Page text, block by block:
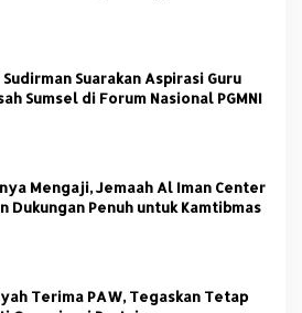
Suarakan Aspirasi Guru
Sumsel di Forum Nasional PGMNI
Mengaji, Jemaah Al Iman Center
Dukungan Penuh untuk Kamtibmas
Terima PAW, Tegaskan Tetap